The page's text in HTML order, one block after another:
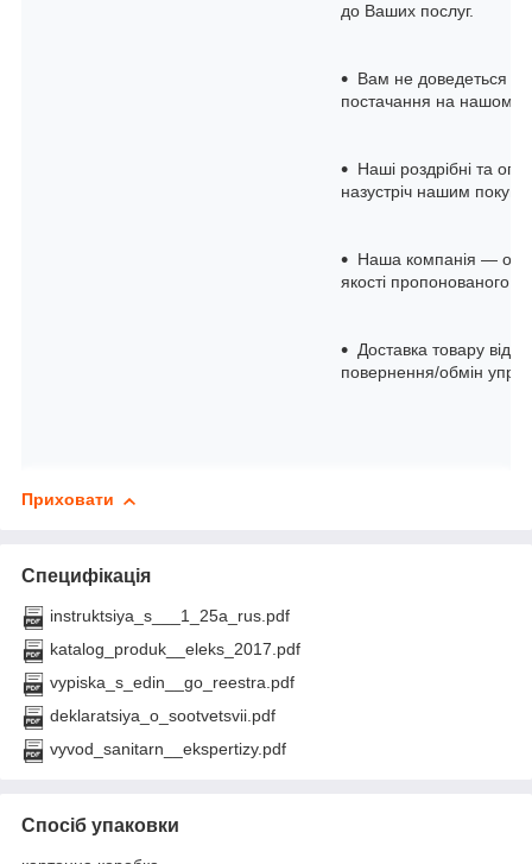
до Ваших послуг.
Вам не доведеться
постачання на нашому
Наші роздрібні та
назустріч нашим
Наша компанія —
якості пропонованого
Доставка товару
повернення/обмін
Приховати
Специфікація
instruktsiya_s___1_25a_rus.pdf
katalog_produk__eleks_2017.pdf
vypiska_s_edin__go_reestra.pdf
deklaratsiya_o_sootvetsvii.pdf
vyvod_sanitarn__ekspertizy.pdf
Спосіб упаковки